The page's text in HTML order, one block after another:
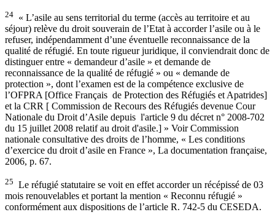
24 « L’asile au sens territorial du terme (accès au territoire et au
séjour) relève du droit souverain de l’Etat à accorder l’asile ou à le
refuser, indépendamment d’une éventuelle reconnaissance de la
qualité de réfugié. En toute rigueur juridique, il conviendrait donc de
distinguer entre « demandeur d’asile » et demande de
reconnaissance de la qualité de réfugié » ou « demande de
protection », dont l’examen est de la compétence exclusive de
l’OFPRA [Office Français de Protection des Réfugiés et Apatrides]
et la CRR [ Commission de Recours des Réfugiés devenue Cour
Nationale du Droit d’Asile depuis l'article 9 du décret n° 2008-702
du 15 juillet 2008 relatif au droit d'asile.] » Voir Commission
nationale consultative des droits de l’homme, « Les conditions
d’exercice du droit d’asile en France », La documentation française,
2006, p. 67.
25 Le réfugié statutaire se voit en effet accorder un récépissé de 03
mois renouvelables et portant la mention « Reconnu réfugié »
conformément aux dispositions de l’article R. 742-5 du CESEDA.